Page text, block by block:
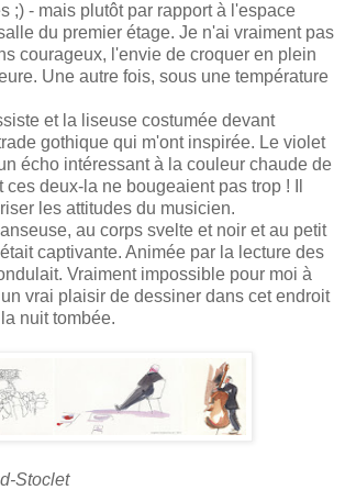
;) - mais plutôt par rapport à l'espace
du premier étage. Je n'ai vraiment pas
courageux, l'envie de croquer en plein
Une autre fois, sous une température
et la liseuse costumée devant
gothique qui m'ont inspirée. Le violet
écho intéressant à la couleur chaude de
ces deux-la ne bougeaient pas trop ! Il
les attitudes du musicien.
au corps svelte et noir et au petit
captivante. Animée par la lecture des
Vraiment impossible pour moi à
vrai plaisir de dessiner dans cet endroit
nuit tombée.
Stoclet